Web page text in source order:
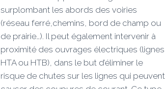
surplombant les abords des voiries
(réseau ferré,chemins, bord de champ ou
de prairie…). Il peut également intervenir à
proximité des ouvrages électriques (lignes
HTA ou HTB), dans le but d’éliminer le
risque de chutes sur les lignes qui peuvent